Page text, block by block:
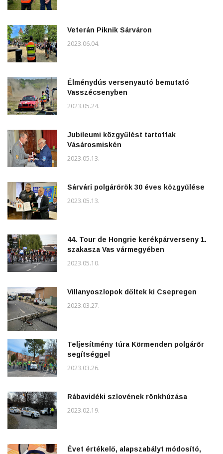
Veterán Piknik Sárváron
2023.06.04.
Élménydús versenyautó bemutató
Vasszécsenyben
2023.05.24.
Jubileumi közgyűlést tartottak
Vásárosmiskén
2023.05.13.
Sárvári polgárőrök 30 éves közgyűlése
2023.05.13.
44. Tour de Hongrie kerékpárverseny 1.
szakasza Vas vármegyében
2023.05.10.
Villanyoszlopok dőltek ki Csepregen
2023.03.27.
Teljesítmény túra Körmenden polgárőr
segítséggel
2023.03.26.
Rábavidéki szlovének rönkhúzása
2023.02.19.
Évet értékelő, alapszabályt módosító,